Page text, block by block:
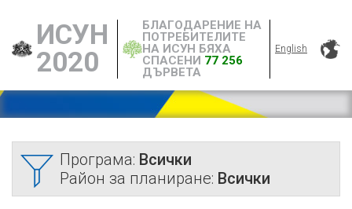
ИСУН
2020
БЛАГОДАРЕНИЕ НА
ПОТРЕБИТЕЛИТЕ
НА ИСУН БЯХА
СПАСЕНИ 77 256
ДЪРВЕТА
English
Програма: Всички
Район за планиране: Всички